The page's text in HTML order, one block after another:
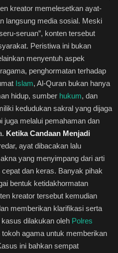
kreator memelesetkan ayat-
langsung media sosial. Meski
seruan”, konten tersebut
Peristiwa ini bukan
menyentuh aspek
penghormatan terhadap
Islam, Al-Quran bukan hanya
hidup, sumber hukum, dan
kedudukan sakral yang dijaga
juga melalui pemahaman dan
Ketika Candaan Menjadi
ayat dibacakan lalu
yang menyimpang dari arti
dan keras. Banyak pihak
bentuk ketidakhormatan
kreator tersebut kemudian
memberikan klarifikasi serta
dilakukan oleh Polres
agama untuk memberikan
ini bahkan sempat